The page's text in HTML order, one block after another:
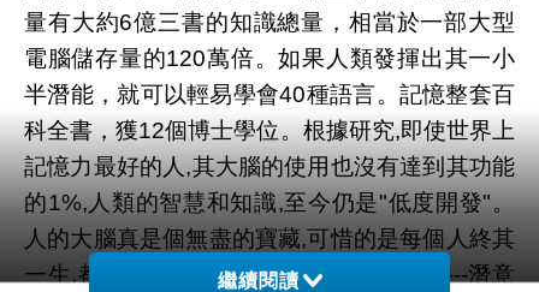
量有大約6億三書的知識總量，相當於一部大型
電腦儲存量的120萬倍。如果人類發揮出其一小
半潛能，就可以輕易學會40種語言。記憶整套百
科全書，獲12個博士學位。根據研究,即使世界上
記憶力最好的人,其大腦的使用也沒有達到其功能
的1%,人類的智慧和知識,至今仍是"低度開發"。
人的大腦真是個無盡的寶藏,可惜的是每個人終其
一生,都忽略瞭如何有效的發揮它的潛能-----潛意
繼續閱讀